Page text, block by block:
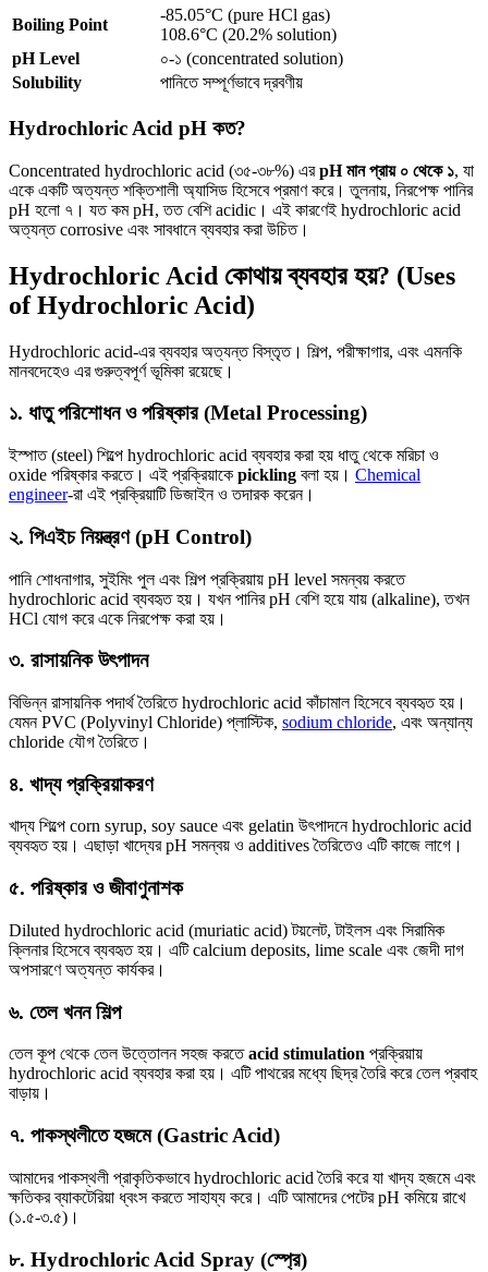
Boiling Point
-85.05°C (pure HCl gas)
108.6°C (20.2% solution)
pH Level
০-১ (concentrated solution)
Solubility
পানিতে সম্পূর্ণভাবে দ্রবণীয়
Hydrochloric Acid pH কত?
Concentrated hydrochloric acid (৩৫-৩৮%) এরpH মান প্রায় ০ থেকে ১, যা
একে একটি অত্যন্ত শক্তিশালী অ্যাসিড হিসেবে প্রমাণ করে। তুলনায়, নিরপেক্ষ পানির
pH হলো ৭। যত কম pH, তত বেশি acidic। এই কারণেই hydrochloric acid
অত্যন্ত corrosive এবং সাবধানে ব্যবহার করা উচিত।
Hydrochloric Acid কোথায় ব্যবহার হয়? (Uses
of Hydrochloric Acid)
Hydrochloric acid-এর ব্যবহার অত্যন্ত বিস্তৃত। শিল্প, পরীক্ষাগার, এবং এমনকি
মানবদেহেও এর গুরুত্বপূর্ণ ভূমিকা রয়েছে।
১. ধাতু পরিশোধন ও পরিষ্কার (Metal Processing)
ইস্পাত (steel) শিল্পে hydrochloric acid ব্যবহার করা হয় ধাতু থেকে মরিচা ও
oxide পরিষ্কার করতে। এই প্রক্রিয়াকে pickling বলা হয়। Chemical
engineer-রা এই প্রক্রিয়াটি ডিজাইন ও তদারক করেন।
২. পিএইচ নিয়ন্ত্রণ (pH Control)
পানি শোধনাগার, সুইমিং পুল এবং শিল্প প্রক্রিয়ায় pH level সমন্বয় করতে
hydrochloric acid ব্যবহৃত হয়। যখন পানির pH বেশি হয়ে যায় (alkaline), তখন
HCl যোগ করে একে নিরপেক্ষ করা হয়।
৩. রাসায়নিক উৎপাদন
বিভিন্ন রাসায়নিক পদার্থ তৈরিতে hydrochloric acid কাঁচামাল হিসেবে ব্যবহৃত হয়।
যেমন PVC (Polyvinyl Chloride) প্লাস্টিক, sodium chloride, এবং অন্যান্য
chloride যৌগ তৈরিতে।
৪. খাদ্য প্রক্রিয়াকরণ
খাদ্য শিল্পে corn syrup, soy sauce এবং gelatin উৎপাদনে hydrochloric acid
ব্যবহৃত হয়। এছাড়া খাদ্যের pH সমন্বয় ও additives তৈরিতেও এটি কাজে লাগে।
৫. পরিষ্কার ও জীবাণুনাশক
Diluted hydrochloric acid (muriatic acid) টয়লেট, টাইলস এবং সিরামিক
ক্লিনার হিসেবে ব্যবহৃত হয়। এটি calcium deposits, lime scale এবং জেদী দাগ
অপসারণে অত্যন্ত কার্যকর।
৬. তেল খনন শিল্প
তেল কূপ থেকে তেল উত্তোলন সহজ করতেacid stimulation প্রক্রিয়ায়
hydrochloric acid ব্যবহার করা হয়। এটি পাথরের মধ্যে ছিদ্র তৈরি করে তেল প্রবাহ
বাড়ায়।
৭. পাকস্থলীতে হজমে (Gastric Acid)
আমাদের পাকস্থলী প্রাকৃতিকভাবে hydrochloric acid তৈরি করে যা খাদ্য হজমে এবং
ক্ষতিকর ব্যাকটেরিয়া ধ্বংস করতে সাহায্য করে। এটি আমাদের পেটের pH কমিয়ে রাখে
(১.৫-৩.৫)।
৮. Hydrochloric Acid Spray (স্প্রে)